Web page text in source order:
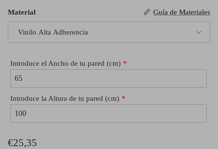
Material Guía de Materiales
Vinilo Alta Adherencia
Introduce el Ancho de tu pared (cm)
Introduce la Altura de tu pared (cm)
€25,35